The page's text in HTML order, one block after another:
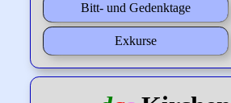
Bitt- und Gedenktage
Exkurse